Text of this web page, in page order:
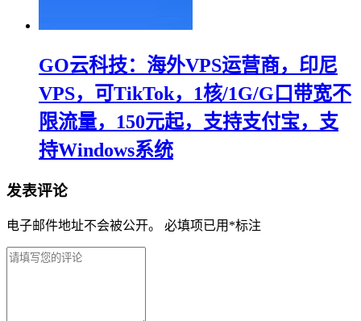
GO云科技：海外VPS运营商，印尼
VPS，可TikTok，1核/1G/G口带宽不
限流量，150元起，支持支付宝，支
持Windows系统
发表评论
电子邮件地址不会被公开。 必填项已用 *标注